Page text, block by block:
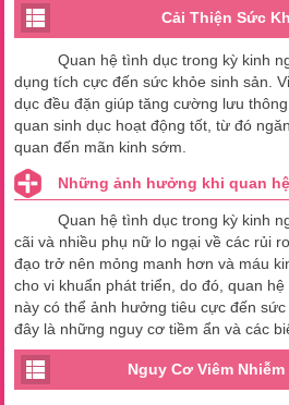
Cải Thiện Sức
Quan hệ tình dục trong kỳ kinh
dụng tích cực đến sức khỏe sinh sản.
dục đều đặn giúp tăng cường lưu
quan sinh dục hoạt động tốt, từ đó
quan đến mãn kinh sớm.
Những ảnh hưởng khi quan
Quan hệ tình dục trong kỳ kinh
cãi và nhiều phụ nữ lo ngại về các rủi
đạo trở nên mỏng manh hơn và máu
cho vi khuẩn phát triển, do đó, quan
này có thể ảnh hưởng tiêu cực đến
đây là những nguy cơ tiềm ẩn và các
Nguy Cơ Viêm Nhiễm